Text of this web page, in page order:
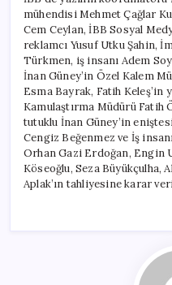
mühendisi Mehmet Çağlar
Cem Ceylan, İBB Sosyal
reklamcı Yusuf Utku Şahin,
Türkmen, iş insanı Adem
İnan Güney’in Özel Kalem
Esma Bayrak, Fatih Keleş’in
Kamulaştırma Müdürü Fatih
tutuklu İnan Güney’in
Cengiz Beğenmez ve İş
Orhan Gazi Erdoğan, Engin
Köseoğlu, Seza Büyükçulha,
Aplak’ın tahliyesine karar